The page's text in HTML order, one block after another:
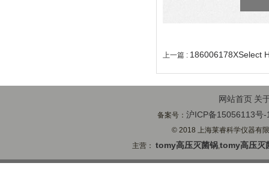
上一篇 : 186006178XSelect
网站首页 关
备案号：沪ICP备15056113号-
© 2018 上海莱睿科学仪器有
主营：tomy高压灭菌锅,tomy高压灭